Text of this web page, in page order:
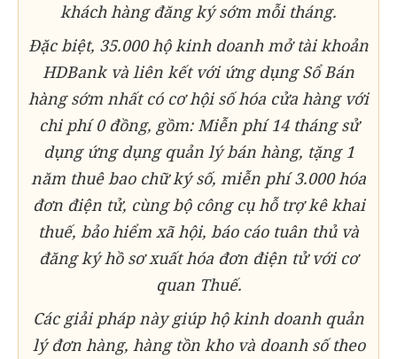
khách hàng đăng ký sớm mỗi tháng.
Đặc biệt, 35.000 hộ kinh doanh mở tài khoản
HDBank và liên kết với ứng dụng Sổ Bán
hàng sớm nhất có cơ hội số hóa cửa hàng với
chi phí 0 đồng, gồm: Miễn phí 14 tháng sử
dụng ứng dụng quản lý bán hàng, tặng 1
năm thuê bao chữ ký số, miễn phí 3.000 hóa
đơn điện tử, cùng bộ công cụ hỗ trợ kê khai
thuế, bảo hiểm xã hội, báo cáo tuân thủ và
đăng ký hồ sơ xuất hóa đơn điện tử với cơ
quan Thuế.
Các giải pháp này giúp hộ kinh doanh quản
lý đơn hàng, hàng tồn kho và doanh số theo